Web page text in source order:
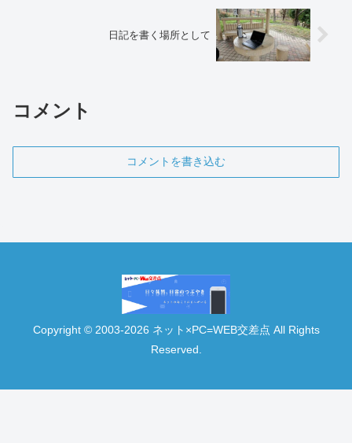
日記を書く場所として
コメント
コメントを書き込む
Copyright © 2003-2026 ネット×PC=WEB交差点 All Rights
Reserved.